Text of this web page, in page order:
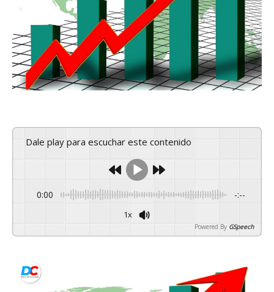
Dale play para escuchar este contenido
0:00 -:--
1x
Powered By GSpeech